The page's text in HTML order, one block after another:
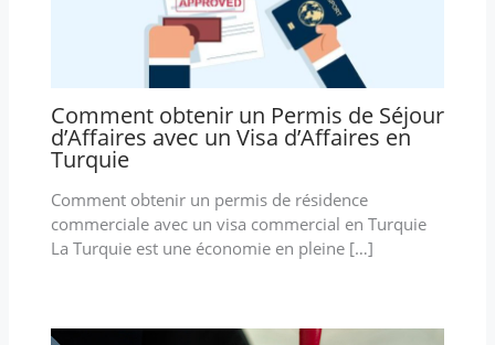
Comment obtenir un Permis de Séjour
d’Affaires avec un Visa d’Affaires en
Turquie
Comment obtenir un permis de résidence
commerciale avec un visa commercial en Turquie
La Turquie est une économie en pleine […]